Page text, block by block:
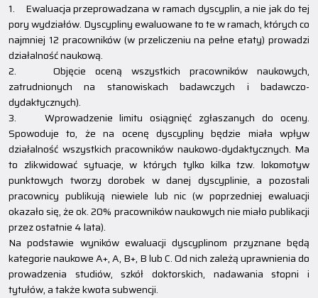
1. Ewaluacja przeprowadzana w ramach dyscyplin, a nie jak do tej
pory wydziałów. Dyscypliny ewaluowane to te w ramach, których co
najmniej 12 pracowników (w przeliczeniu na pełne etaty) prowadzi
działalność naukową.
2. Objęcie oceną wszystkich pracowników naukowych,
zatrudnionych na stanowiskach badawczych i badawczo-
dydaktycznych).
3. Wprowadzenie limitu osiągnięć zgłaszanych do oceny.
Spowoduje to, że na ocenę dyscypliny będzie miała wpływ
działalność wszystkich pracowników naukowo-dydaktycznych. Ma
to zlikwidować sytuacje, w których tylko kilka tzw. lokomotyw
punktowych tworzy dorobek w danej dyscyplinie, a pozostali
pracownicy publikują niewiele lub nic (w poprzedniej ewaluacji
okazało się, że ok. 20% pracowników naukowych nie miało publikacji
przez ostatnie 4 lata).
Na podstawie wyników ewaluacji dyscyplinom przyznane będą
kategorie naukowe A+, A, B+, B lub C. Od nich zależą uprawnienia do
prowadzenia studiów, szkół doktorskich, nadawania stopni i
tytułów, a także kwota subwencji.